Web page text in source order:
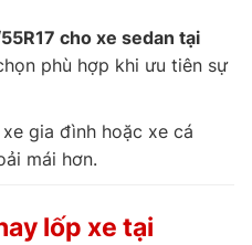
cho xe sedan tại
phù hợp khi ưu tiên sự
gia đình hoặc xe cá
mái hơn.
lốp xe tại